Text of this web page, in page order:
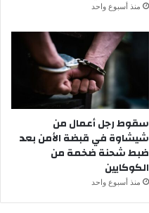
منذ أسبوع واحد
سقوط رجل أعمال من
شيشاوة في قبضة الأمن بعد
ضبط شحنة ضخمة من
الكوكايين
منذ أسبوع واحد